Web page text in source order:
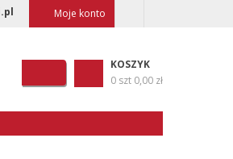
Moje konto
KOSZYK
0 szt 0,00 zł